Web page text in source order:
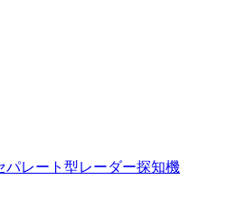
パレート型レーダー探知機